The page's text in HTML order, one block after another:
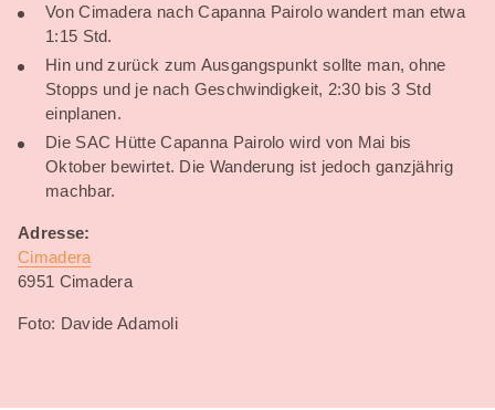
Von Cimadera nach Capanna Pairolo wandert man etwa
1:15 Std.
Hin und zurück zum Ausgangspunkt sollte man, ohne
Stopps und je nach Geschwindigkeit, 2:30 bis 3 Std
einplanen.
Die SAC Hütte Capanna Pairolo wird von Mai bis
Oktober bewirtet. Die Wanderung ist jedoch ganzjährig
machbar.
Adresse:
Cimadera
6951 Cimadera
Foto: Davide Adamoli